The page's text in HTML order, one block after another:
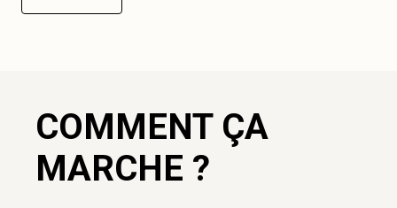
COMMENT ÇA
MARCHE ?